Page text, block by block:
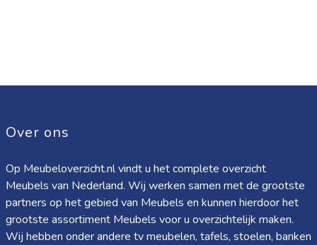
Over ons
Op Meubeloverzicht.nl vindt u het complete overzicht
Meubels van Nederland. Wij werken samen met de grootste
partners op het gebied van Meubels en kunnen hierdoor het
grootste assortiment Meubels voor u overzichtelijk maken.
Wij hebben onder andere tv meubelen, tafels, stoelen, banken